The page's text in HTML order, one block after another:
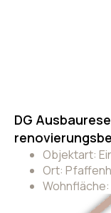
DG
Objektart:
Ort:
Wohnfläche: